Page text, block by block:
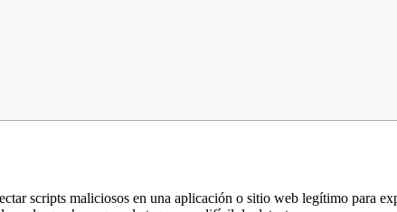
scripts maliciosos en una aplicación o sitio web legítimo para